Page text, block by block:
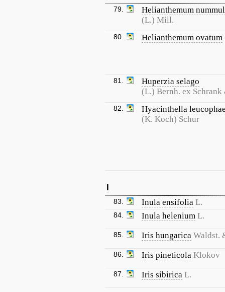
79.
Helianthemum
(L.) Mill.
80. Helianthemum ovatum
81.
Huperzia selago
(L.) Bernh. ex
82.
Hyacinthella
(K. Koch) Schur
I
83. Inula ensifolia L.
84. Inula helenium L.
85. Iris hungarica Waldst.
86. Iris pineticola Klokov
87. Iris sibirica L.